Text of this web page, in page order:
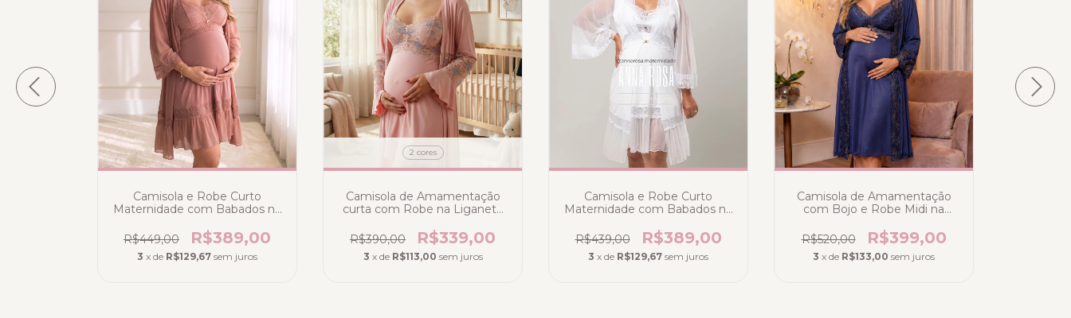
Camisola e Robe Curto
Maternidade com Babados no
Rosé
R$449,00 R$389,00
3 x de R$129,67 sem juros
2 cores
Camisola de Amamentação
curta com Robe na Liganete
com renda bicolor
R$390,00 R$339,00
3 x de R$113,00 sem juros
Camisola e Robe Curto
Maternidade com Babados no
Poliamida
R$439,00 R$389,00
3 x de R$129,67 sem juros
Camisola de Amamentação
com Bojo e Robe Midi na
Escuro Marinho - Deluxe
R$520,00 R$399,00
3 x de R$133,00 sem juros